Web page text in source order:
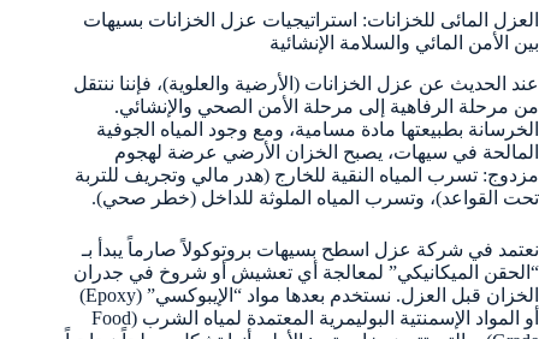
العزل المائى للخزانات: استراتيجيات عزل الخزانات بسيهات
بين الأمن المائي والسلامة الإنشائية
عند الحديث عن عزل الخزانات (الأرضية والعلوية)، فإننا ننتقل
من مرحلة الرفاهية إلى مرحلة الأمن الصحي والإنشائي.
الخرسانة بطبيعتها مادة مسامية، ومع وجود المياه الجوفية
المالحة في سيهات، يصبح الخزان الأرضي عرضة لهجوم
مزدوج: تسرب المياه النقية للخارج (هدر مالي وتجريف للتربة
تحت القواعد)، وتسرب المياه الملوثة للداخل (خطر صحي).
نعتمد في شركة عزل اسطح بسيهات بروتوكولاً صارماً يبدأ بـ
“الحقن الميكانيكي” لمعالجة أي تعشيش أو شروخ في جدران
الخزان قبل العزل. نستخدم بعدها مواد “الإيبوكسي” (Epoxy)
أو المواد الإسمنتية البوليمرية المعتمدة لمياه الشرب (Food